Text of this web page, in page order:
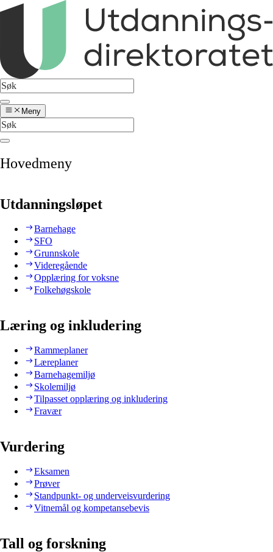
Meny
Hovedmeny
Utdanningsløpet
Barnehage
SFO
Grunnskole
Videregående
Opplæring for voksne
Folkehøgskole
Læring og inkludering
Rammeplaner
Læreplaner
Barnehagemiljø
Skolemiljø
Tilpasset opplæring og inkludering
Fravær
Vurdering
Eksamen
Prøver
Standpunkt- og underveisvurdering
Vitnemål og kompetansebevis
Tall og forskning